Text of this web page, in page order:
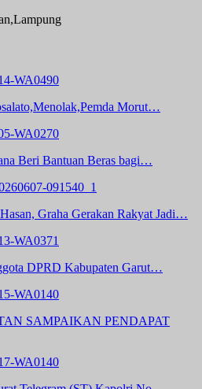
Morut…
Beri Bantuan Beras bagi…
Graha Gerakan Rakyat Jadi…
DPRD Kabupaten Garut…
SAMPAIKAN PENDAPAT